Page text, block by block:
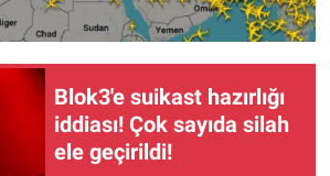
Blok3'e suikast hazırlığı
iddiası! Çok sayıda silah
ele geçirildi!